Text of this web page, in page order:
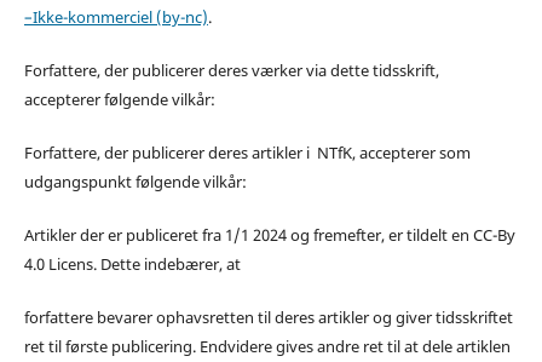
–Ikke-kommerciel (by-nc).
Forfattere, der publicerer deres værker via dette tidsskrift,
accepterer følgende vilkår:
Forfattere, der publicerer deres artikler i NTfK, accepterer som
udgangspunkt følgende vilkår:
Artikler der er publiceret fra 1/1 2024 og fremefter, er tildelt en CC-By
4.0 Licens. Dette indebærer, at
forfattere bevarer ophavsretten til deres artikler og giver tidsskriftet
ret til første publicering. Endvidere gives andre ret til at dele artiklen